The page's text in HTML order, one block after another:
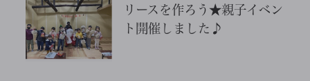
リースを作ろう★親子イベン
ト開催しました♪